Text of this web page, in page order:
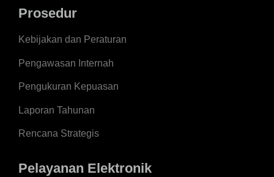
Prosedur
Kebijakan dan Peraturan
Pengawasan Internah
Pengukuran Kepuasan
Laporan Tahunan
Rencana Strategis
Pelayanan Elektronik